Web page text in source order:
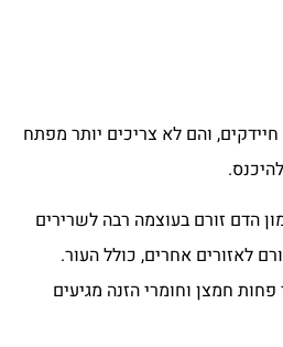
והם לא צריכים יותר מפתח
הדם זורם בעוצמה רבה לשרירים
לאזורים אחרים, כולל העור.
חמצן וחומרי הזנה מגיעים